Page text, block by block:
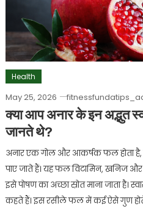
Health
May 25, 2026
क्या आप अनार के इन अद्भुत
जानते थे?
अनार एक गोल और आकर्षक फल होता
पाए जाते हैं। यह फल विटामिन, खनिज
इसे पोषण का अच्छा स्रोत माना जाता है।
कहते हैं। इस रसीले फल में कई ऐसे गुण